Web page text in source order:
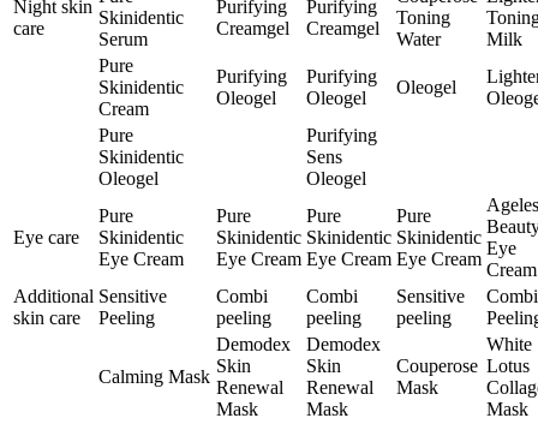
Night skin
care
Skinidentic
Serum
Purifying
Creamgel
Purifying
Creamgel
Toning
Water
Milk
Pure
Skinidentic
Cream
Purifying
Oleogel
Purifying
Oleogel
Oleogel
Pure
Skinidentic
Oleogel
Purifying
Sens
Oleogel
Eye care
Pure
Skinidentic
Eye Cream
Pure
Skinidentic
Eye Cream
Pure
Skinidentic
Eye Cream
Pure
Skinidentic
Eye Cream
Eye
Cream
Additional
skin care
Sensitive
Peeling
Combi
peeling
Combi
peeling
Sensitive
peeling
Combi
Calming Mask
Demodex
Skin
Renewal
Mask
Demodex
Skin
Renewal
Mask
Couperose
Mask
White
Lotus
Mask